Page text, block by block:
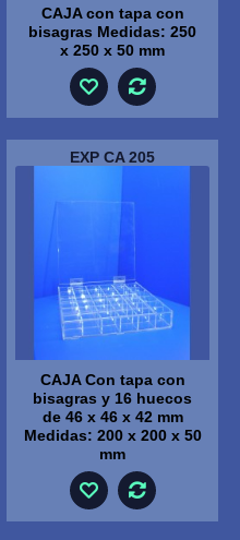
CAJA con tapa con
bisagras Medidas: 250
x 250 x 50 mm
EXP CA 205
CAJA Con tapa con
bisagras y 16 huecos
de 46 x 46 x 42 mm
Medidas: 200 x 200 x 50
mm